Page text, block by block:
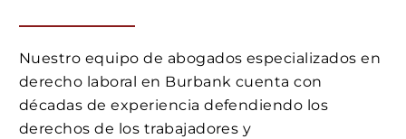
Nuestro equipo de abogados especializados en
derecho laboral en Burbank cuenta con
décadas de experiencia defendiendo los
derechos de los trabajadores y